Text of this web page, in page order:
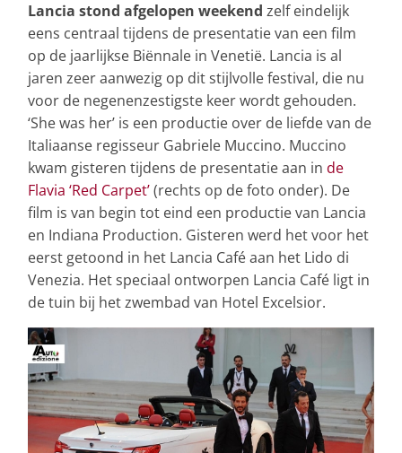
Lancia stond afgelopen weekend zelf eindelijk
eens centraal tijdens de presentatie van een film
op de jaarlijkse Biënnale in Venetië. Lancia is al
jaren zeer aanwezig op dit stijlvolle festival, die nu
voor de negenenzestigste keer wordt gehouden.
‘She was her’ is een productie over de liefde van de
Italiaanse regisseur Gabriele Muccino. Muccino
kwam gisteren tijdens de presentatie aan in de
Flavia ‘Red Carpet’(rechts op de foto onder). De
film is van begin tot eind een productie van Lancia
en Indiana Production. Gisteren werd het voor het
eerst getoond in het Lancia Café aan het Lido di
Venezia. Het speciaal ontworpen Lancia Café ligt in
de tuin bij het zwembad van Hotel Excelsior.